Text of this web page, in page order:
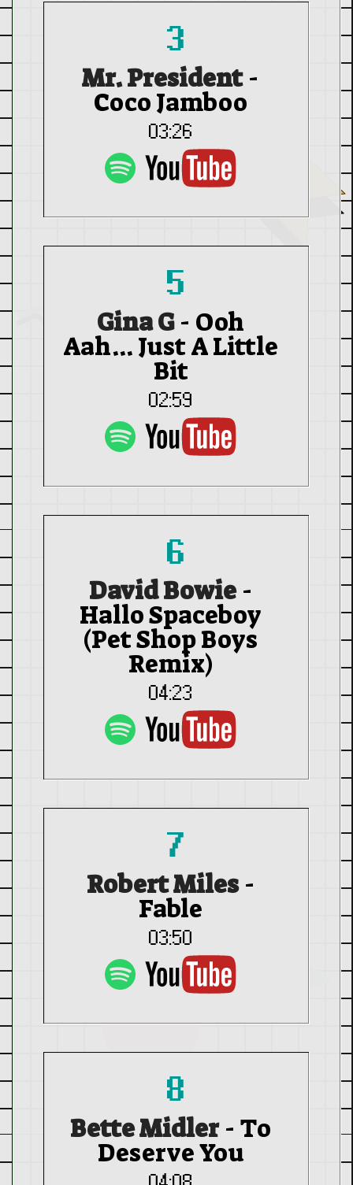
3
Mr. President -
Coco Jamboo
03:26
5
Gina G - Ooh
Aah... Just A Little
Bit
02:59
6
David Bowie-
Hallo Spaceboy
(Pet Shop Boys
Remix)
04:23
7
Robert Miles -
Fable
03:50
8
Bette Midler - To
Deserve You